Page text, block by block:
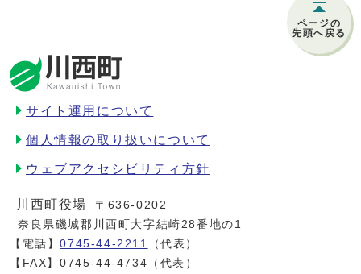
ページの
先頭へ戻る
サイト運用について
個人情報の取り扱いについて
ウェブアクセシビリティ方針
川西町役場
〒636-0202
奈良県磯城郡川西町大字結崎28番地の1
【電話】0745-44-2211
（代表）
【FAX】0745-44-4734（代表）